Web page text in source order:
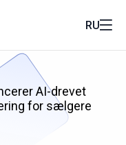
RU
AI-drevet
for sælgere